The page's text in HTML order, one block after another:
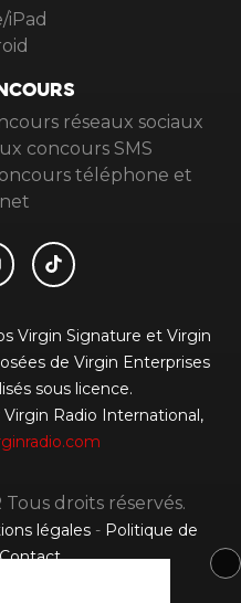
iPad
réseaux sociaux
concours SMS
téléphone et
Virgin Signature et Virgin
de Virgin Enterprises
sous licence.
Radio International,
droits réservés.
légales - Politique de
Contact